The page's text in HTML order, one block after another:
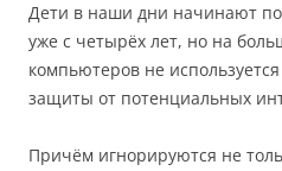
Дети в наши дни начинают
уже с четырёх лет, но на
компьютеров не
защиты от потенциальных
Причём игнорируются не